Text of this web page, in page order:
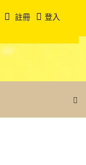
註冊 登入